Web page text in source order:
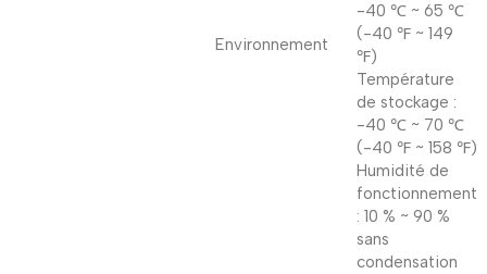
Environnement
-40 ℃ ~ 65 ℃
(-40 ℉ ~ 149
℉)
Température
de stockage :
-40 ℃ ~ 70 ℃
(-40 ℉ ~ 158 ℉)
Humidité de
fonctionnement
: 10 % ~ 90 %
sans
condensation